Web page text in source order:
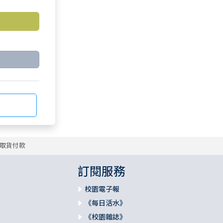
貨付款
訂閱服務
校園電子報
《每日活水》
《校園雜誌》